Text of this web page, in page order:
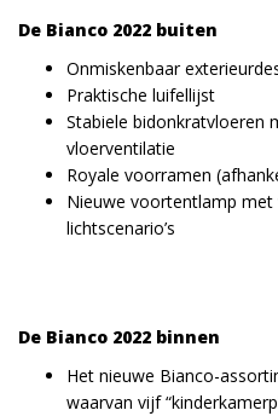
De Bianco 2022 buiten
Onmiskenbaar
Praktische luifellijst
Stabiele bidonkratvloeren
vloerventilatie
Royale voorramen
Nieuwe voortentlamp met
lichtscenario’s
De Bianco 2022 binnen
Het nieuwe Bianco-
waarvan vijf